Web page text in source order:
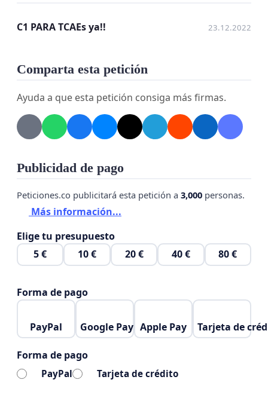
C1 PARA TCAEs ya!! 23.12.2022
Comparta esta petición
Ayuda a que esta petición consiga más firmas.
Publicidad de pago
Peticiones.co publicitará esta petición a 3,000 personas.
Más información...
Elige tu presupuesto
5 €
10 € 20 € 40 € 80 €
Forma de pago
PayPal Google Pay Apple Pay Tarjeta de
Forma de pago
PayPal Tarjeta de crédito